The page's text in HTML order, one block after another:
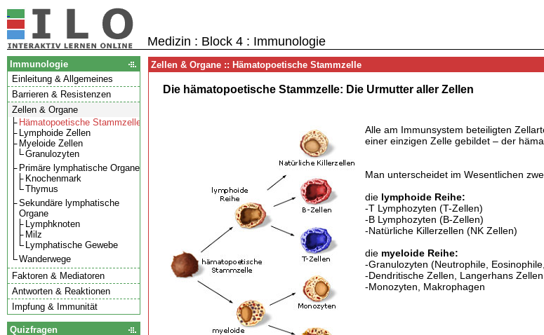
Medizin : Block 4 : Immunologie
Immunologie
Einleitung & Allgemeines
Barrieren & Resistenzen
Zellen & Organe
Hämatopoetische Stammzelle
Lymphoide Zellen
Myeloide Zellen
Granulozyten
Primäre lymphatische Organe
Knochenmark
Thymus
Sekundäre lymphatische
Organe
Lymphknoten
Milz
Lymphatische Gewebe
Wanderwege
Faktoren & Mediatoren
Antworten & Reaktionen
Impfung & Immunität
Quizfragen
Zellen & Organe :: Hämatopoetische Stammzelle
Die hämatopoetische Stammzelle: Die Urmutter aller Zellen
Alle am Immunsystem beteiligten
einer einzigen Zelle gebildet – der
Man unterscheidet im Wesentlichen
die lymphoide Reihe:
-T Lymphozyten (T-Zellen)
-B Lymphozyten (B-Zellen)
-Natürliche Killerzellen (NK Zellen)
die myeloide Reihe:
-Granulozyten (Neutrophile,
-Dendritische Zellen, Langerhans Zellen
-Monozyten, Makrophagen